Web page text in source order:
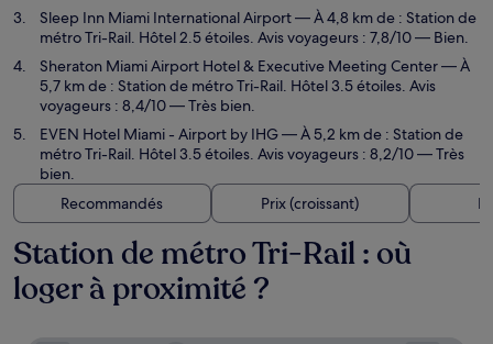
Sleep Inn Miami International Airport— À 4,8 km de : Station de
métro Tri-Rail. Hôtel 2.5 étoiles. Avis voyageurs : 7,8/10 — Bien.
Sheraton Miami Airport Hotel & Executive Meeting Center— À
5,7 km de : Station de métro Tri-Rail. Hôtel 3.5 étoiles. Avis
voyageurs : 8,4/10 — Très bien.
EVEN Hotel Miami - Airport by IHG— À 5,2 km de : Station de
métro Tri-Rail. Hôtel 3.5 étoiles. Avis voyageurs : 8,2/10 — Très
bien.
Recommandés
Prix (croissant)
Station de métro Tri-Rail : où
loger à proximité ?